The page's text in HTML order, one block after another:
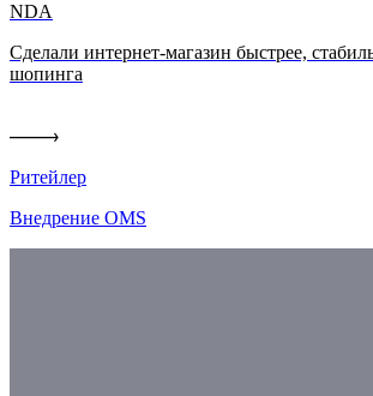
NDA
Сделали интернет-магазин быстрее,
шопинга
Ритейлер
Внедрение OMS